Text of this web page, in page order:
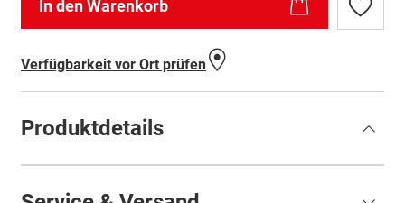
In den Warenkorb
Zur
Verfügbarkeit vor Ort prüfen
Produktdetails